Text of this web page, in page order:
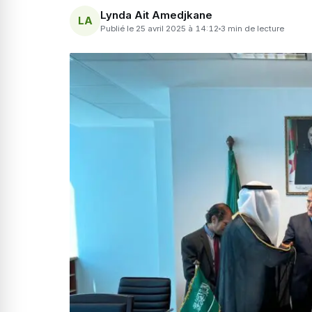
LA Lynda Ait Amedjkane
Publié le 25 avril 2025 à 14:12 3 min de lecture